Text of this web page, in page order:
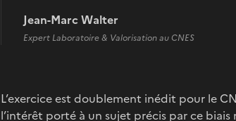
Jean-Marc Walter
Expert Laboratoire & Valorisation au CNES
L’exercice est doublement inédit pour le
l’intérêt porté à un sujet précis par ce biais